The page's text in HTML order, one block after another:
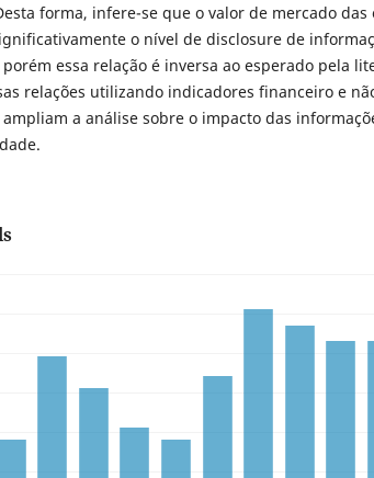
forma, infere-se que o valor de mercado das
o nível de disclosure de
essa relação é inversa ao esperado pela
relações utilizando indicadores financeiro e
a análise sobre o impacto das